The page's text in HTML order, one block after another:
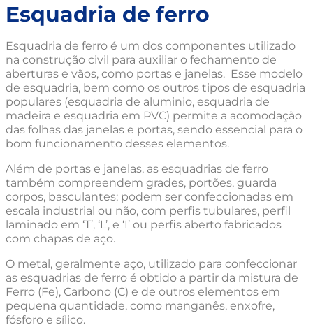
Esquadria de ferro
Esquadria de ferro é um dos componentes utilizado
na construção civil para auxiliar o fechamento de
aberturas e vãos, como portas e janelas. Esse modelo
de esquadria, bem como os outros tipos de esquadria
populares (esquadria de aluminio, esquadria de
madeira e esquadria em PVC) permite a acomodação
das folhas das janelas e portas, sendo essencial para o
bom funcionamento desses elementos.
Além de portas e janelas, as esquadrias de ferro
também compreendem grades, portões, guarda
corpos, basculantes; podem ser confeccionadas em
escala industrial ou não, com perfis tubulares, perfil
laminado em ‘T’, ‘L’, e ‘I’ ou perfis aberto fabricados
com chapas de aço.
O metal, geralmente aço, utilizado para confeccionar
as esquadrias de ferro é obtido a partir da mistura de
Ferro (Fe), Carbono (C) e de outros elementos em
pequena quantidade, como manganês, enxofre,
fósforo e sílico.